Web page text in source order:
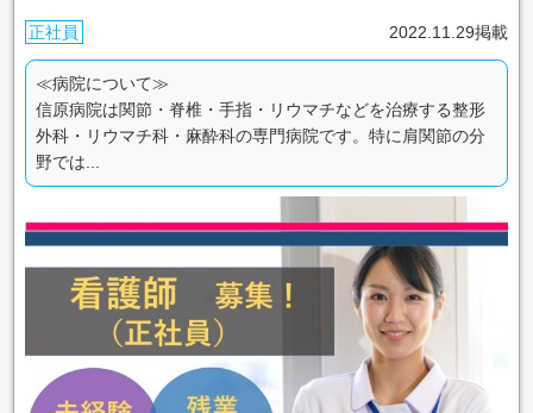
正社員 2022.11.29掲載
≪病院について≫
信原病院は関節・脊椎・手指・リウマチなどを治療する整形
外科・リウマチ科・麻酔科の専門病院です。特に肩関節の分
野では...